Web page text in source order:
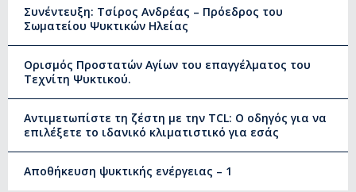
Συνέντευξη: Τσίρος Ανδρέας – Πρόεδρος του
Σωματείου Ψυκτικών Ηλείας
Ορισμός Προστατών Αγίων του επαγγέλματος του
Τεχνίτη Ψυκτικού.
Αντιμετωπίστε τη ζέστη με την TCL: Ο οδηγός για να
επιλέξετε το ιδανικό κλιματιστικό για εσάς
Αποθήκευση ψυκτικής ενέργειας – 1